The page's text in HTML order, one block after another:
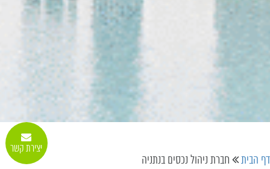
יצירת קשר
דף הבית חברת ניהול נכסים בנתניה